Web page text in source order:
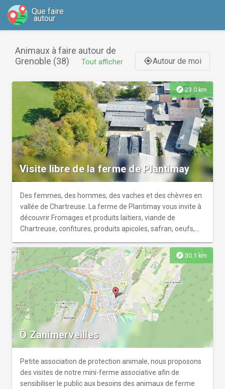
Que faire
autour
Animaux à faire autour de
Grenoble (38)
Tout afficher gps_fixedAutour de moi
explore23.0 km
Visite libre de la ferme de Plantimay
Des femmes, des hommes, des vaches et des chèvres en
vallée de Chartreuse. La ferme de Plantimay vous invite à
découvrir Fromages et produits laitiers, viande de
Chartreuse, confitures, produits apicoles, safran, oeufs,
explore 30.1 km
Ô Zanimerveilles
Petite association de protection animale, nous proposons
des visites de notre mini-ferme associative afin de
sensibiliser le public aux besoins des animaux de ferme